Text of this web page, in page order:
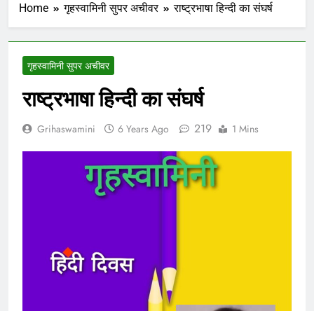
Home गृहस्वामिनी सुपर अचीवर राष्ट्रभाषा हिन्दी का संघर्ष
गृहस्वामिनी सुपर अचीवर
राष्ट्रभाषा हिन्दी का संघर्ष
Grihaswamini 6 Years Ago 219 1 Mins